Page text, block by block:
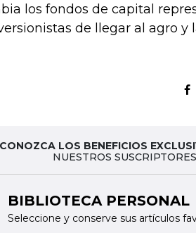
los fondos de capital
de llegar al agro y
CONOZCA LOS BENEFICIOS
NUESTROS SUSCRIPTORES
BIBLIOTECA PERSONAL
Seleccione y conserve sus artículos